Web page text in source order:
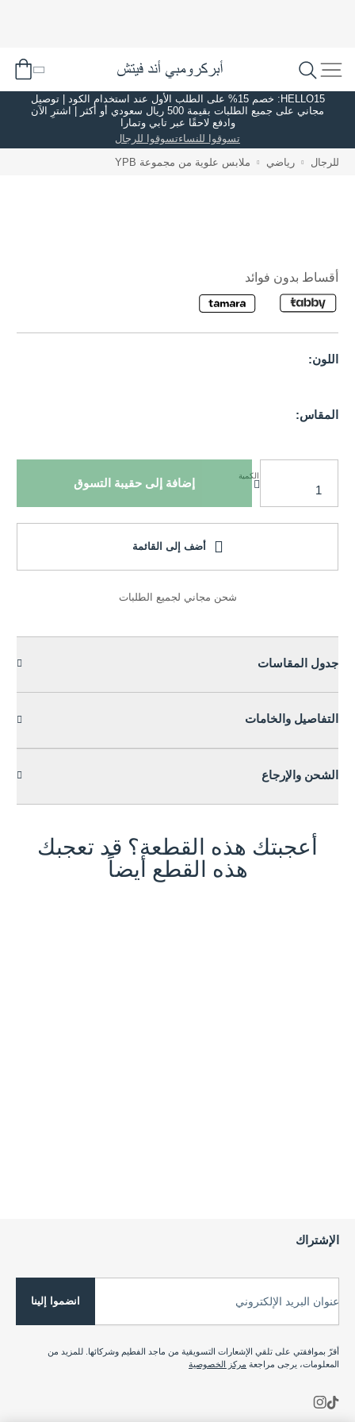
HELLO15: خصم 15% على الطلب الأول عند استخدام الكود | توصيل
مجاني على جميع الطلبات بقيمة 500 ريال سعودي أو أكثر | اشترِ الآن
وادفع لاحقًا عبر تابي وتمارا
تسوقوا للنساءتسوقوا للرجال
للرجال رياضي ملابس علوية من مجموعة YPB
أقساط بدون فوائد
اللون:
المقاس:
الكمية
إضافة إلى حقيبة التسوق
أضف إلى القائمة
شحن مجاني لجميع الطلبات
جدول المقاسات
التفاصيل والخامات
الشحن والإرجاع
أعجبتك هذه القطعة؟ قد تعجبك
هذه القطع أيضاً
الإشتراك
عنوان البريد الإلكتروني انضموا إلينا
أقرّ بموافقتي على تلقي الإشعارات التسويقية من ماجد الفطيم وشركائها. للمزيد من
المعلومات، يرجى مراجعة مركز الخصوصية